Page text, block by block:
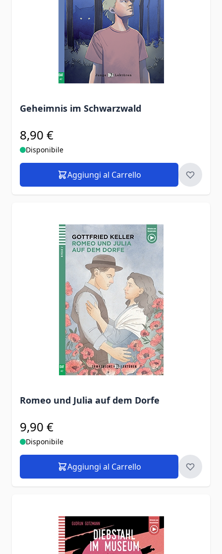
Geheimnis im Schwarzwald
8,90 €
Disponibile
Aggiungi al Carrello
Romeo und Julia auf dem Dorfe
9,90 €
Disponibile
Aggiungi al Carrello